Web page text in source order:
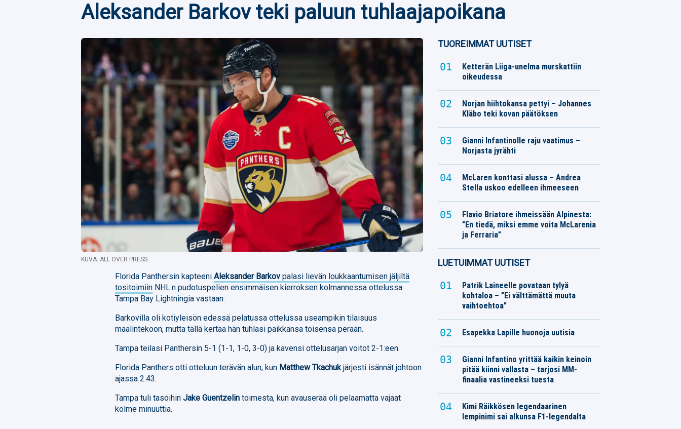
Aleksander Barkov teki paluun tuhlaajapoikana
KUVA: ALL OVER PRESS
Florida Panthersin kapteeniAleksander Barkov palasi lievän loukkaantumisen jäljiltä
tositoimiin NHL:n pudotuspelien ensimmäisen kierroksen kolmannessa ottelussa
Tampa Bay Lightningia vastaan.
Barkovilla oli kotiyleisön edessä pelatussa ottelussa useampikin tilaisuus
maalintekoon, mutta tällä kertaa hän tuhlasi paikkansa toisensa perään.
Tampa teilasi Panthersin 5-1 (1-1, 1-0, 3-0) ja kavensi ottelusarjan voitot 2-1:een.
Florida Panthers otti otteluun terävän alun, kun Matthew Tkachuk järjesti isännät johtoon
ajassa 2.43.
Tampa tuli tasoihinJake Guentzelin toimesta, kun avauserää oli pelaamatta vajaat
kolme minuuttia.
TUOREIMMAT UUTISET
Ketterän Liiga-unelma murskattiin
oikeudessa
Norjan hiihtokansa pettyi – Johannes
Kläbo teki kovan päätöksen
Gianni Infantinolle raju vaatimus –
Norjasta jyrähti
McLaren konttasi alussa – Andrea
Stella uskoo edelleen ihmeeseen
Flavio Briatore ihmeissään Alpinesta:
”En tiedä, miksi emme voita McLarenia
ja Ferraria”
LUETUIMMAT UUTISET
Patrik Laineelle povataan tylyä
kohtaloa – ”Ei välttämättä muuta
vaihtoehtoa”
Esapekka Lapille huonoja uutisia
Gianni Infantino yrittää kaikin keinoin
pitää kiinni vallasta – tarjosi MM-
finaalia vastineeksi tuesta
Kimi Räikkösen legendaarinen
lempinimi sai alkunsa F1-legendalta